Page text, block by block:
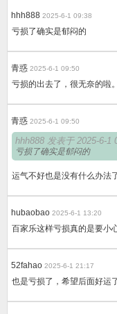
hhh888 2025-6-1 09:38
亏损了确实是郁闷的
青惑 2025-6-1 09:50
亏损的出去了，很无奈的啦。
青惑 2025-6-1 09:50
hhh888 发表于 2025-6-1
亏损了确实是郁闷的
运气不好也是没有什么办法
hubaobao 2025-6-1 13:20
百家乐这样亏损真的是要小
52fahao 2025-6-1 21:17
也是亏损了，希望后面好运